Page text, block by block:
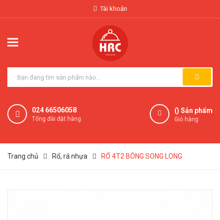
Tài khoản
024 66506058
Tổng đài đặt hàng
() Sản phẩm
Giỏ hàng
Trang chủ Rổ, rá nhựa RỔ 4T2 BÔNG SONG LONG